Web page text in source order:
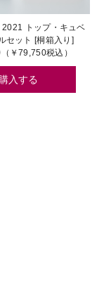
トップ・キュベ
セット [桐箱入り]
￥79,750税込）
入する